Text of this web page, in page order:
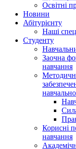
Освітні
Hовини
Абітурієнту
Наші
Студенту
Заочна
навчання
Корисні
навчання